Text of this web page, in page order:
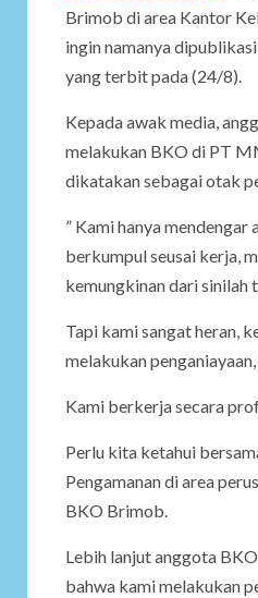
Brimob di area Kantor
ingin namanya
yang terbit pada (24/8).
Kepada awak media,
melakukan BKO di PT
dikatakan sebagai otak
” Kami hanya
berkumpul seusai kerja,
kemungkinan dari sinilah
Tapi kami sangat heran,
melakukan
Kami berkerja secara
Perlu kita ketahui
Pengamanan di area
BKO Brimob.
Lebih lanjut anggota
bahwa kami melakukan